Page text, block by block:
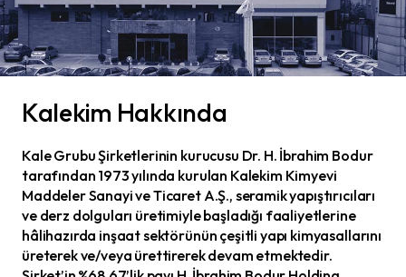
Kalekim Hakkında
Kale Grubu Şirketlerinin kurucusu Dr. H. İbrahim Bodur
tarafından 1973 yılında kurulan Kalekim Kimyevi
Maddeler Sanayi ve Ticaret A.Ş., seramik yapıştırıcıları
ve derz dolguları üretimiyle başladığı faaliyetlerine
hâlihazırda inşaat sektörünün çeşitli yapı kimyasallarını
üreterek ve/veya ürettirerek devam etmektedir.